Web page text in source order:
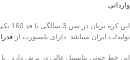
وارداتی
این
تولیدات ایران میباشد. دارای پاسپورت از
این خط خونی پتانسیل عالی در پرش دارد .